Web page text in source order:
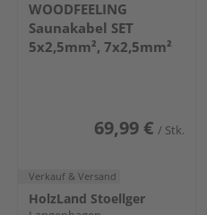
WOODFEELING
Saunakabel SET
5x2,5mm², 7x2,5mm²
69,99 € / Stk.
Verkauf & Versand
HolzLand Stoellger